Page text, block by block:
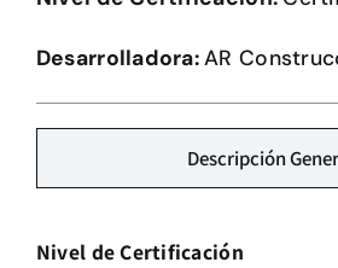
Plataforma CASA
Desarrolladora:AR
Descripción
Nivel de Certificación